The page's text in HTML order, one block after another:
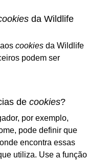
da Wildlife
cookies da Wildlife
podem ser
de cookies?
por exemplo,
pode definir que
encontra essas
utiliza. Use a função